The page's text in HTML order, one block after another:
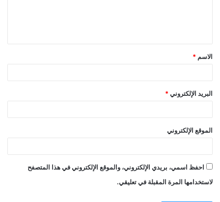
الاسم *
البريد الإلكتروني *
الموقع الإلكتروني
احفظ اسمي، بريدي الإلكتروني، والموقع الإلكتروني في هذا المتصفح
لاستخدامها المرة المقبلة في تعليقي.